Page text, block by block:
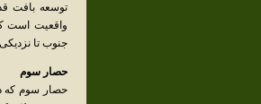
توسعه بافت
واقعیت است
جنوب تا
حصار سوم
حصار سوم که